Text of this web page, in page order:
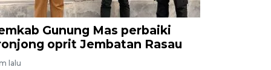
Gunung Mas perbaiki
oprit Jembatan Rasau
lalu